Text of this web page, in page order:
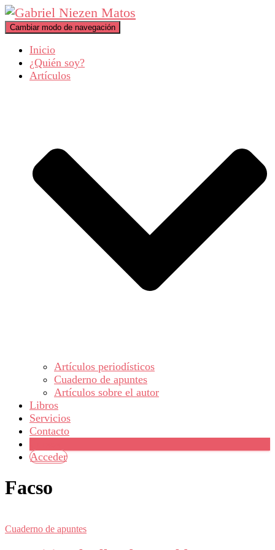
Cambiar modo de navegación
Inicio
¿Quién soy?
Artículos
Artículos periodísticos
Cuaderno de apuntes
Artículos sobre el autor
Libros
Servicios
Contacto
Acceder
Facso
Cuaderno de apuntes